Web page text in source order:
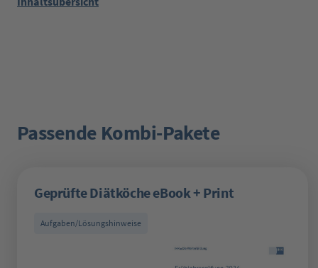
Produktgalerie überspringen
Passende Kombi-Pakete
Geprüfte Diätköche eBook + Print
Aufgaben/Lösungshinweise